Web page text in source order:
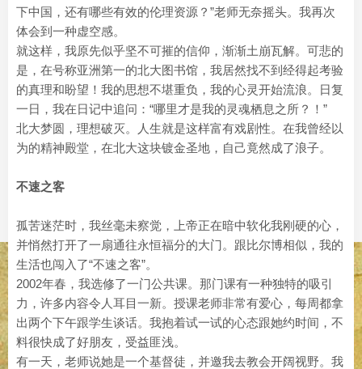
下中国，还有哪些有效的伦理资源？”老师无奈摇头。我再次
体会到一种虚空感。
就这样，我原先似乎坚不可摧的信仰，渐渐土崩瓦解。可悲的
是，在号称亚洲第一的北大图书馆，我居然找不到经得起考验
的真理和盼望！我的思想不堪重负，我的心灵开始流浪。日复
一日，我在日记中追问：“哪里才是我的灵魂栖息之所？！”
北大梦圆，理想破灭。人生就是这样富有戏剧性。在我曾经以
为的精神殿堂，在北大这块镀金圣地，自己竟然成了浪子。
不速之客
孤苦迷茫时，我丝毫未察觉，上帝正在暗中软化我刚硬的心，
并悄然打开了一扇通往永恒福分的大门。跟比尔博相似，我的
生活也闯入了“不速之客”。
2002年春，我选修了一门公共课。那门课有一种独特的吸引
力，许多内容令人耳目一新。授课老师非常有爱心，每周都拿
出两个下午跟学生谈话。我抱着试一试的心态跟她约时间，不
料很快成了好朋友，受益匪浅。
有一天，老师说她是一个基督徒，并邀我去教会开阔视野。我